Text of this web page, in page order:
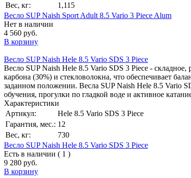
Вес, кг:
1,115
Весло SUP Naish Sport Adult 8.5 Vario 3 Piece Alum
Нет в наличии
4 560 руб.
В корзину
Весло SUP Naish Hele 8.5 Vario SDS 3 Piece
Весло SUP Naish Hele 8.5 Vario SDS 3 Piece -
карбона (30%) и стекловолокна, что обеспечивает
заданном положении. Весла SUP Naish Hele 8.5 Vario
обучения, прогулки по гладкой воде и активное
Характеристики
Артикул:
Hele 8.5 Vario SDS 3 Piece
Гарантия, мес.: 12
Вес, кг:
730
Весло SUP Naish Hele 8.5 Vario SDS 3 Piece
Есть в наличии ( 1 )
9 280 руб.
В корзину